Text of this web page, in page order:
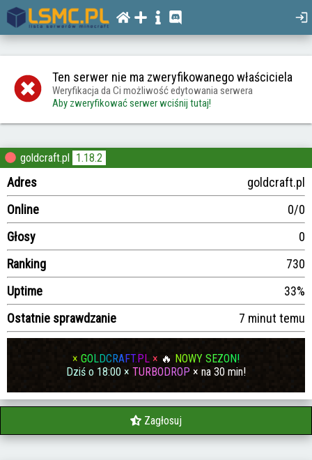
Ten serwer nie ma zweryfikowanego właściciela
Weryfikacja da Ci możliwość edytowania serwera
Aby zweryfikować serwer wciśnij tutaj!
goldcraft.pl 1.18.2
Adres
goldcraft.pl
Online
0/0
Głosy
0
Ranking
730
Uptime
33%
Ostatnie sprawdzanie
7 minut temu
× GOLDCRAFT.PL × 🔥 NOWY SEZON!
Dziś o 18:00 × TURBODROP × na 30 min!
Zagłosuj